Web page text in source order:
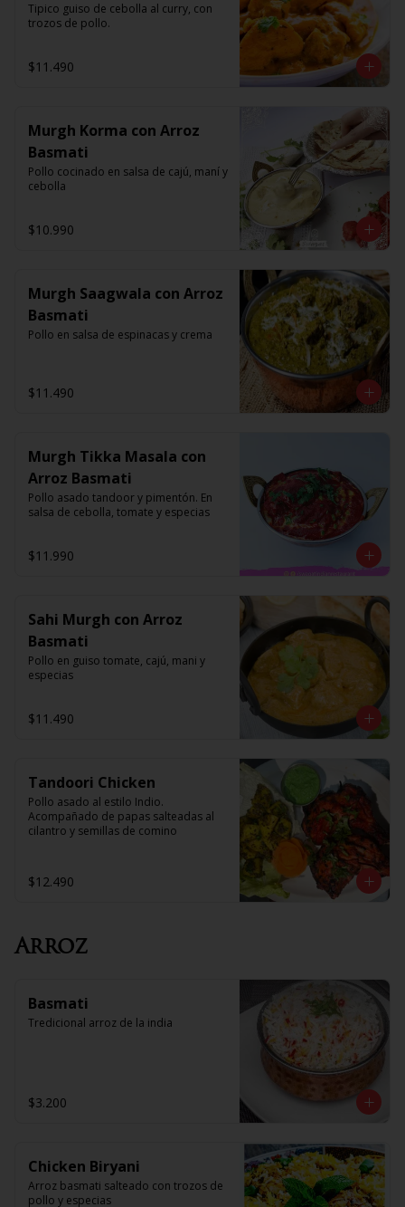
Tipico guiso de cebolla al curry, con
trozos de pollo.
$11.490
Murgh Korma con Arroz
Basmati
Pollo cocinado en salsa de cajú, maní y
cebolla
$10.990
Murgh Saagwala con Arroz
Basmati
Pollo en salsa de espinacas y crema
$11.490
Murgh Tikka Masala con
Arroz Basmati
Pollo asado tandoor y pimentón. En
salsa de cebolla, tomate y especias
$11.990
Sahi Murgh con Arroz
Basmati
Pollo en guiso tomate, cajú, mani y
especias
$11.490
Tandoori Chicken
Pollo asado al estilo Indio.
Acompañado de papas salteadas al
cilantro y semillas de comino
$12.490
Arroz
Basmati
Tredicional arroz de la india
$3.200
Chicken Biryani
Arroz basmati salteado con trozos de
pollo y especias